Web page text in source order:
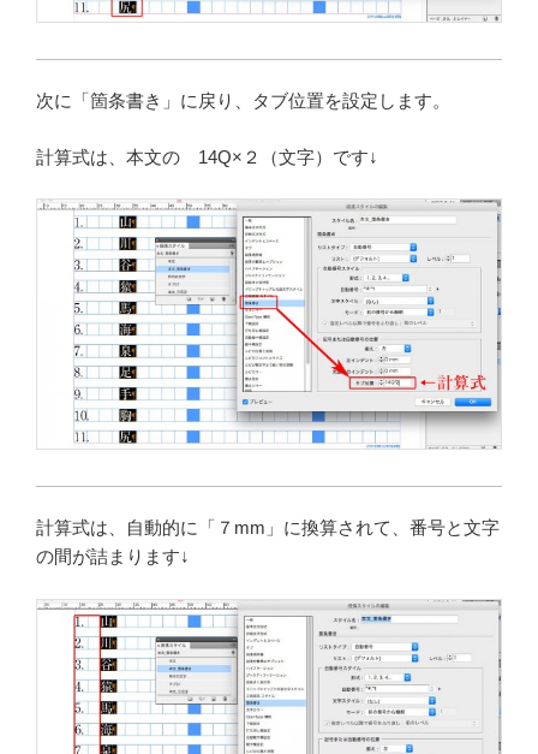
次に「箇条書き」に戻り、タブ位置を設定します。
計算式は、本文の 14Q×２（文字）です↓
計算式は、自動的に「７mm」に換算されて、番号と文字
の間が詰まります↓